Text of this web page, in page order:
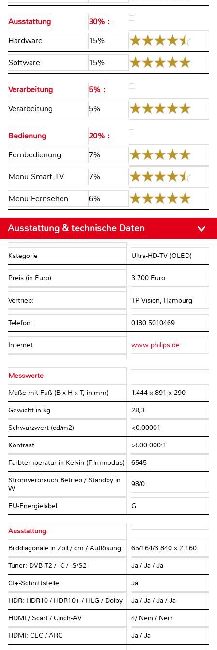
Ausstattung
30% :
Hardware
15%
Software 15%
Verarbeitung
5% :
Verarbeitung
5%
Bedienung
20% :
Fernbedienung
7%
Menü Smart-TV 7%
Menü Fernsehen 6%
Ausstattung & technische Daten
Kategorie Ultra-HD-TV (OLED)
Preis (in Euro) 3.700 Euro
Vertrieb: TP Vision, Hamburg
Telefon: 0180 5010469
Internet: www.philips.de
Messwerte
Maße mit Fuß (B x H x T, in mm) 1.444 x 891 x 290
Gewicht in kg 28,3
Schwarzwert (cd/m2) <0,00001
Kontrast >500.000:1
Farbtemperatur in Kelvin (Filmmodus) 6545
Stromverbrauch Betrieb / Standby in
W
98/0
EU-Energielabel G
Ausstattung:
Bilddiagonale in Zoll / cm / Auflösung 65/164/3.840 x 2.160
Tuner: DVB-T2 / -C / -S/S2 Ja / Ja / Ja
CI+-Schnittstelle Ja
HDR: HDR10 / HDR10+ / HLG / Dolby Ja / Ja / Ja / Ja
HDMI / Scart / Cinch-AV 4/ Nein / Nein
HDMI: CEC / ARC Ja / Ja